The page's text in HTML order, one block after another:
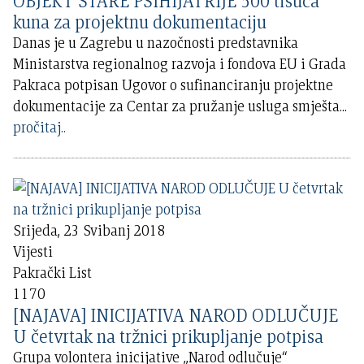
kuna za projektnu dokumentaciju
Danas je u Zagrebu u nazočnosti predstavnika
Ministarstva regionalnog razvoja i fondova EU i Grada
Pakraca potpisan Ugovor o sufinanciranju projektne
dokumentacije za Centar za pružanje usluga smješta...
pročitaj..
Srijeda, 23 Svibanj 2018
Vijesti
Pakrački List
1170
[NAJAVA] INICIJATIVA NAROD ODLUČUJE
U četvrtak na tržnici prikupljanje potpisa
Grupa volontera inicijative „Narod odlučuje“